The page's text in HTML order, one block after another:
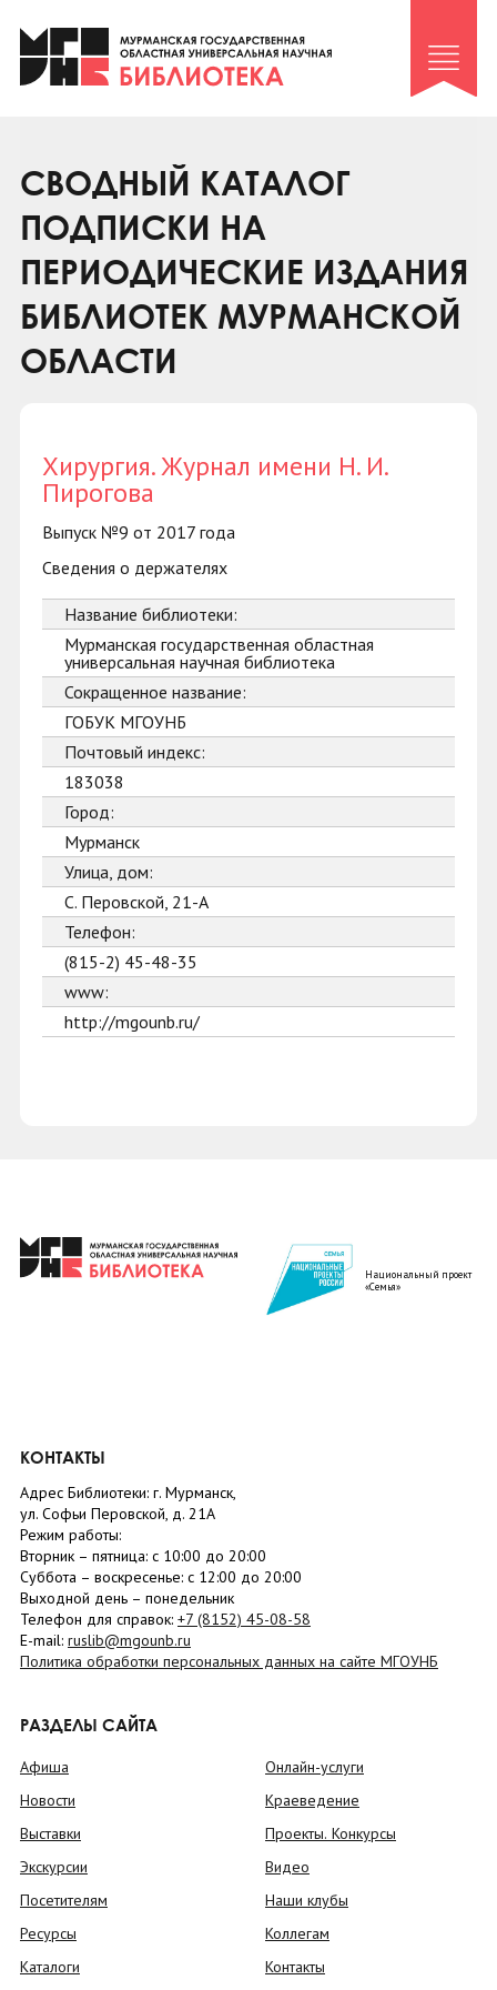
Клуб «Гиря и сельдерей»
Клуб «Семейный архив»
Коллегам
Контакты
СВОДНЫЙ КАТАЛОГ
ПОДПИСКИ НА
ПЕРИОДИЧЕСКИЕ ИЗДАНИЯ
БИБЛИОТЕК МУРМАНСКОЙ
ОБЛАСТИ
Хирургия. Журнал имени Н. И.
Пирогова
Выпуск №9 от 2017 года
Сведения о держателях
Название библиотеки:
Мурманская государственная областная
универсальная научная библиотека
Сокращенное название:
ГОБУК МГОУНБ
Почтовый индекс:
183038
Город:
Мурманск
Улица, дом:
С. Перовской, 21-А
Телефон:
(815-2) 45-48-35
www:
http://mgounb.ru/
Национальный проект
«Семья»
КОНТАКТЫ
Адрес Библиотеки: г. Мурманск,
ул. Софьи Перовской, д. 21А
Режим работы:
Вторник – пятница: с 10:00 до 20:00
Суббота – воскресенье: c 12:00 до 20:00
Выходной день – понедельник
Телефон для справок: +7 (8152) 45-08-58
E-mail: ruslib@mgounb.ru
Политика обработки персональных данных на сайте МГОУНБ
РАЗДЕЛЫ САЙТА
Афиша
Новости
Выставки
Экскурсии
Посетителям
Ресурсы
Каталоги
Онлайн-услуги
Краеведение
Проекты. Конкурсы
Видео
Наши клубы
Коллегам
Контакты